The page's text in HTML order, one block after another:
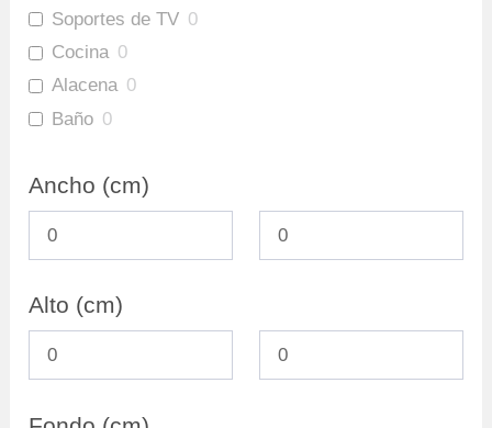
Soportes de TV 0
Cocina 0
Alacena 0
Baño 0
Mueble Bar
Repisas 0
Ancho (cm)
Alto (cm)